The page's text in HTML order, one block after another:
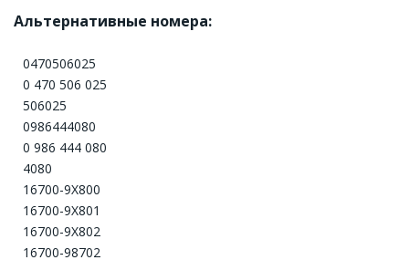
Альтернативные номера:
0470506025
0 470 506 025
506025
0986444080
0 986 444 080
4080
16700-9X800
16700-9X801
16700-9X802
16700-98702